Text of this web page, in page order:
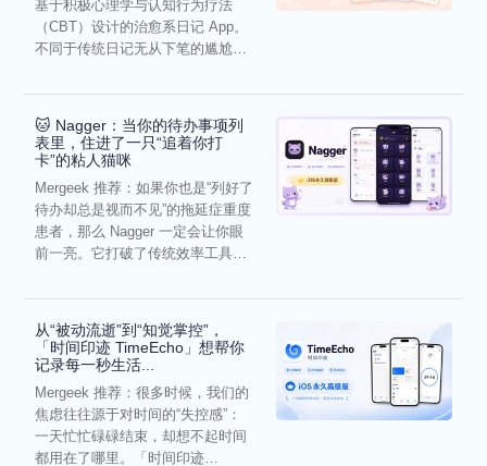
基于积极心理学与认知行为疗法
（CBT）设计的治愈系日记 App。
不同于传统日记无从下笔的尴尬，
🐱 Nagger：当你的待办事项列
表里，住进了一只“追着你打
卡”的粘人猫咪
Mergeek 推荐：如果你也是“列好了
待办却总是视而不见”的拖延症重度
患者，那么 Nagger 一定会让你眼
前一亮。它打破了传统效率工具冰
从“被动流逝”到“知觉掌控”，
「时间印迹 TimeEcho」想帮你
记录每一秒生活...
Mergeek 推荐：很多时候，我们的
焦虑往往源于对时间的“失控感”：
一天忙忙碌碌结束，却想不起时间
都用在了哪里。「时间印迹